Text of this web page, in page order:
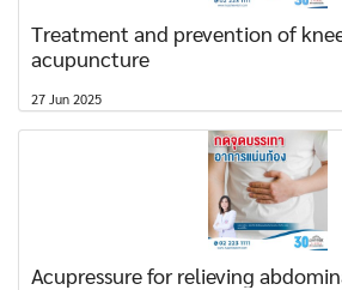
Treatment and prevention of
acupuncture
27 Jun 2025
Acupressure for relieving